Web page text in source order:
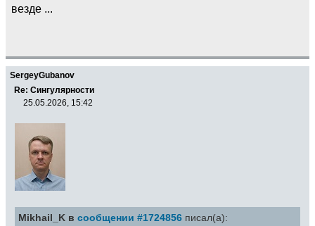
везде ...
SergeyGubanov
Re: Сингулярности
25.05.2026, 15:42
Mikhail_K в сообщении #1724856 писал(а):